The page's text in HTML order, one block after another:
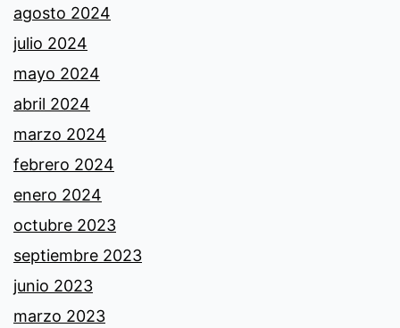
agosto 2024
julio 2024
mayo 2024
abril 2024
marzo 2024
febrero 2024
enero 2024
octubre 2023
septiembre 2023
junio 2023
marzo 2023